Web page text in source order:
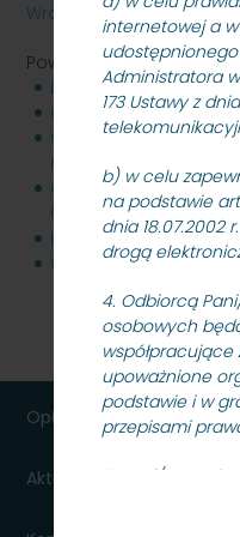
internetowej a
udostępnionego
Administratora
173 Ustawy z
b) w celu
na podstawie
dnia 18.07.2002
drogą
4. Odbiorcą
osobowych
współpracujące
upoważnione
podstawie i w
przepisami
5. Pani/Pana
Wróć
Powiązane pliki
Dokumentacja
Odpowiedzi na
r.
Odpowiedzi na
06.08.2019 r.2 MB
Informacja z otwarcia
Wyniki postępowania-
Opłaty
Aktualności dla